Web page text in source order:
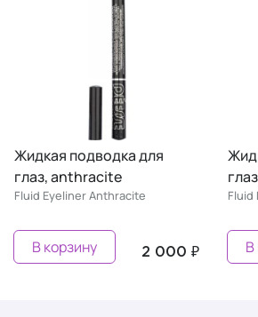
Жидкая подводка для
глаз, anthracite
Fluid Eyeliner Anthracite
2 000 ₽
В корзину
Fluid
В